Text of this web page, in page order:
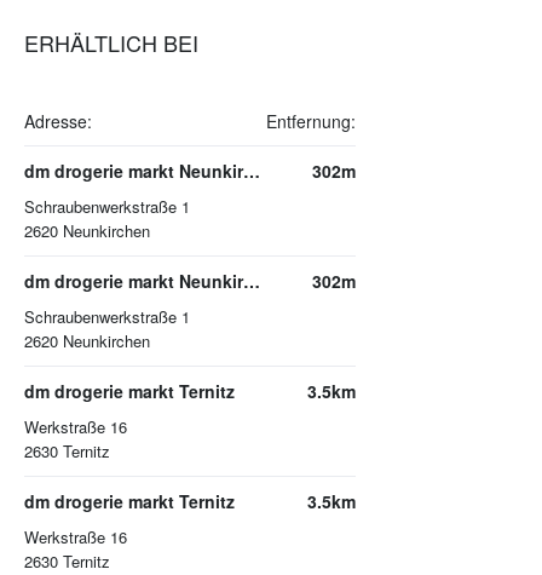
ERHÄLTLICH BEI
Adresse: Entfernung:
dm drogerie markt Neunkirchen
Schraubenwerkstraße 1
2620 Neunkirchen
302m
dm drogerie markt Neunkirchen
Schraubenwerkstraße 1
2620 Neunkirchen
302m
dm drogerie markt Ternitz
Werkstraße 16
2630 Ternitz
3.5km
dm drogerie markt Ternitz
Werkstraße 16
2630 Ternitz
3.5km